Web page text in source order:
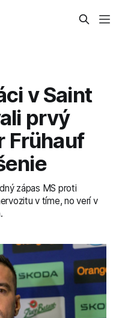
v Saint
prvý
Frühauf
zápas MS proti
v tíme, no verí v